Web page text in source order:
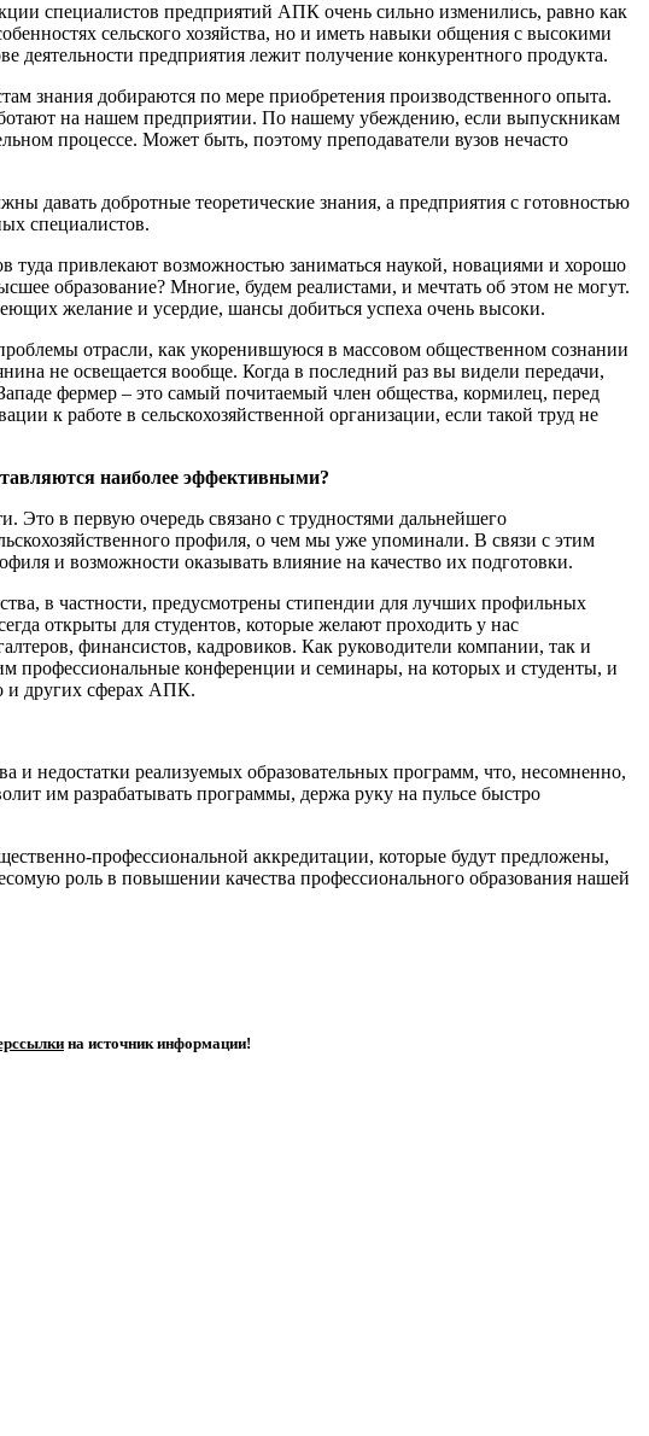
специалистов предприятий АПК очень сильно изменились, равно как
сельского хозяйства, но и иметь навыки общения с высокими
деятельности предприятия лежит получение конкурентного продукта.
знания добираются по мере приобретения производственного опыта.
на нашем предприятии. По нашему убеждению, если выпускникам
процессе. Может быть, поэтому преподаватели вузов нечасто
давать добротные теоретические знания, а предприятия с готовностью
специалистов.
туда привлекают возможностью заниматься наукой, новациями и хорошо
образование? Многие, будем реалистами, и мечтать об этом не могут.
желание и усердие, шансы добиться успеха очень высоки.
отрасли, как укоренившуюся в массовом общественном сознании
не освещается вообще. Когда в последний раз вы видели передачи,
фермер – это самый почитаемый член общества, кормилец, перед
к работе в сельскохозяйственной организации, если такой труд не
наиболее эффективными?
Это в первую очередь связано с трудностями дальнейшего
профиля, о чем мы уже упоминали. В связи с этим
и возможности оказывать влияние на качество их подготовки.
в частности, предусмотрены стипендии для лучших профильных
открыты для студентов, которые желают проходить у нас
финансистов, кадровиков. Как руководители компании, так и
профессиональные конференции и семинары, на которых и студенты, и
и других сферах АПК.
и недостатки реализуемых образовательных программ, что, несомненно,
им разрабатывать программы, держа руку на пульсе быстро
профессиональной аккредитации, которые будут предложены,
роль в повышении качества профессионального образования нашей
на источник информации!